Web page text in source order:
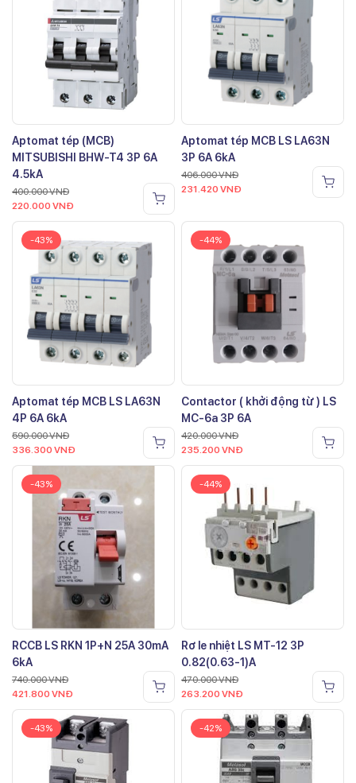
Aptomat tép (MCB)
MITSUBISHI BHW-T4 3P 6A
4.5kA
400.000VNĐ
220.000 VNĐ
Aptomat tép MCB LS LA63N
3P 6A 6kA
406.000VNĐ
231.420 VNĐ
-43%
Aptomat tép MCB LS LA63N
4P 6A 6kA
590.000VNĐ
336.300 VNĐ
-44%
Contactor ( khởi động từ ) LS
MC-6a 3P 6A
420.000VNĐ
235.200 VNĐ
-43%
RCCB LS RKN 1P+N 25A 30mA
6kA
740.000VNĐ
421.800 VNĐ
-44%
Rơ le nhiệt LS MT-12 3P
0.82(0.63-1)A
470.000VNĐ
263.200 VNĐ
-43% -42%